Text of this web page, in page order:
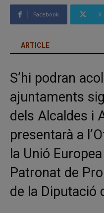
Facebook X
ARTICLE
S’hi podran
ajuntaments
dels Alcaldes i
presentarà a
la Unió
Patronat de
de la Diputació